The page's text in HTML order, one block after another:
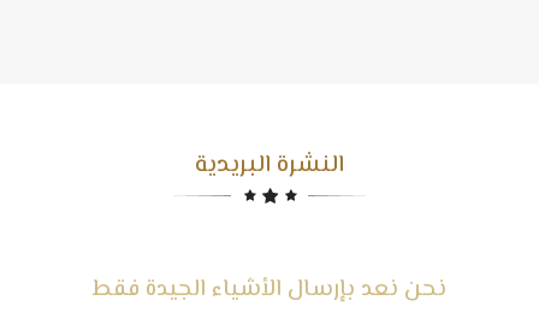
النشرة البريدية
نحن نعد بإرسال الأشياء الجيدة فقط